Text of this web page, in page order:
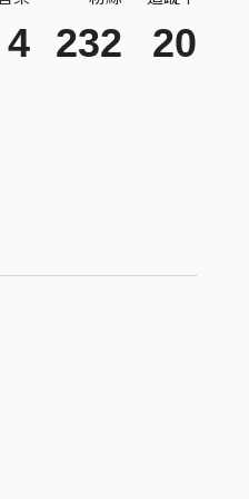
4 232 20